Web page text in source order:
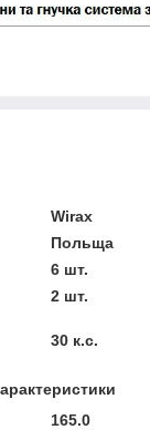
Wirax
Польща
6 шт.
2 шт.
30 к.с.
165.0